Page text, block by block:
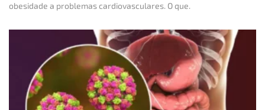
obesidade a problemas cardiovasculares. O que.